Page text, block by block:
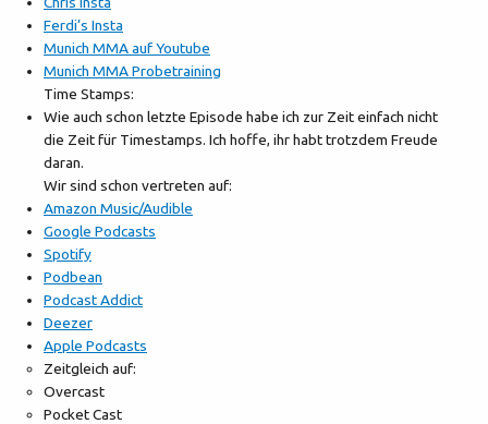
Ferdi’s Insta
Munich MMA auf Youtube
Munich MMA Probetraining
Time Stamps:
Wie auch schon letzte Episode habe ich zur Zeit einfach nicht
die Zeit für Timestamps. Ich hoffe, ihr habt trotzdem Freude
daran.
Wir sind schon vertreten auf:
Amazon Music/Audible
Google Podcasts
Spotify
Podbean
Podcast Addict
Deezer
Apple Podcasts
Zeitgleich auf:
Overcast
Pocket Cast